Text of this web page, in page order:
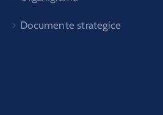
Documente strategice